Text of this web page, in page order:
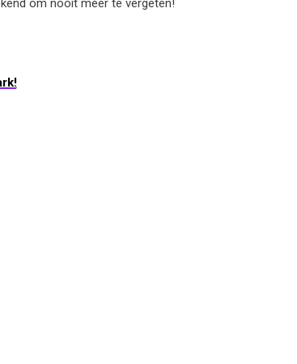
om nooit meer te vergeten!